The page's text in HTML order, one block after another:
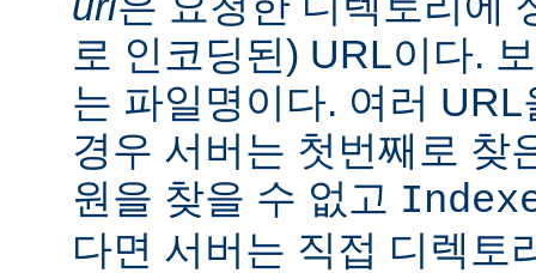
로 인코딩된) URL이다.
는 파일명이다. 여러
경우 서버는 첫번째로 찾
원을 찾을 수 없고
다면 서버는 직접 디렉토